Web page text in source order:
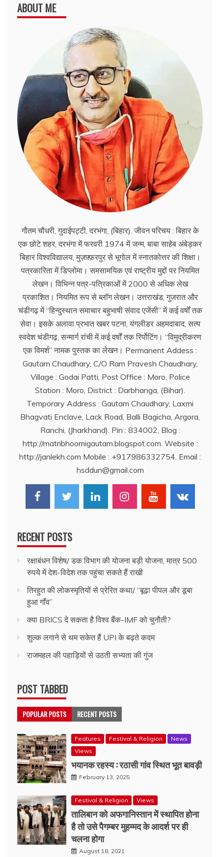
ABOUT ME
गौतम चौधरी, गुदाईपट्टी, दरभंगा, (बिहार). जीवन परिचय : बिहार के
एक छोटे शहर, दरभंगा में फरवरी 1974 में जन्म, बाबा साहेब अंबेड्कर
बिहार विश्वविद्यालय, मुज़फ़्फ़रपुर से भूगोल में स्नातकोत्तर की शिक्षा।
पत्रकारिता में डिप्लोमा। समसामयिक एवं राष्ट्रीय मुद्दों पर नियमित
लेखन। विभिन्न पत्र-पत्रिकाओं में 2000 से अधिक लेख
प्रकाशित। नियमित रूप से ब्लाॅग लेखन। उत्तराखंड, गुजरात और
चंडीगढ़ में ‘‘हिन्दुस्थान समाचार बहुभाषी संवाद एजेंसी’’ में कई वर्षों तक
सेवा। इसके अलावा प्रभात खबर पटना, यंगलीडर अहमदाबाद, सत्य
स्वदेश चंडीगढ़, सन्मार्ग रांची में कई वर्षों तक रिर्पोटिंग। ‘‘विमुद्रीकरण
एक विमर्श’’ नामक पुस्तक का लेखन। Permanent Addess :
Gautam Chaudhary, C/O Ram Pravesh Chaudhary,
Village : Godai Patti, Post Office : Moro, Police
Station : Moro, District : Darbhanga, (Bihar).
Temporary Address : Gautam Chaudhary, Laxmi
Bhagvati Enclave, Lack Road, Balli Bagicha, Argora,
Ranchi, (Jharkhand). Pin : 834002, Blog :
http://matribhoomigautam.blogspot.com. Website :
http://janlekh.com Mobile : +917986332754. Email :
hsddun@gmail.com
RECENT POSTS
रक्षाबंधन विशेष/ डक विभाग की योजना बड़ी योजना, मात्र 500
रुपये में देश-विदेश तक पहुंचा सकते हैं राखी
तिरहुत की लोकस्मृतियों से प्रेरित कथा/ ‘‘बूढ़ा पीपल और डूबा
हुआ गाँव’’
क्या BRICS दे सकता है विश्व बैंक-IMF को चुनौती?
शुल्क लगाने से थम सकेत हैं UPI के बढ़ते कदम
राजमहल की पहाड़ियों से उठती सभ्यता की गुंज
POST TABBED
POPULAR POSTS RECENT POSTS
Features Festival & Religion
News
Views
भयानक रहस्य : रठासी गांव स्थित भूत बावड़ी
February 13, 2025
Festival & Religion Views
तालिबान को अफगानिस्तान में स्थापित होना
है तो उसे पैगम्बर मुहम्मद के आदर्श पर ही
चलना होगा
August 18, 2021